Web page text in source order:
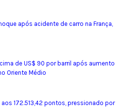
após acidente de carro na França,
de US$ 90 por barril após aumento
Oriente Médio
172.513,42 pontos, pressionado por